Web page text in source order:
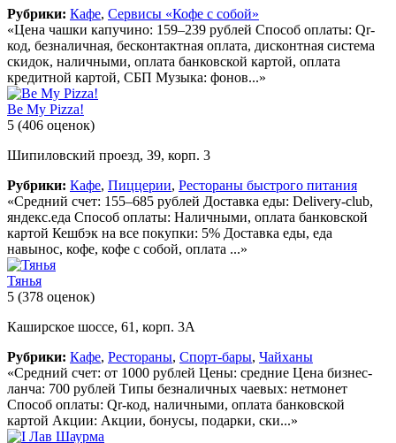
Рубрики: Кафе, Сервисы «Кофе с собой»
«Цена чашки капучино: 159–239 рублей Способ оплаты: Qr-
код, безналичная, бесконтактная оплата, дисконтная система
скидок, наличными, оплата банковской картой, оплата
кредитной картой, СБП Музыка: фонов...»
Be My Pizza!
5 (406 оценок)
Шипиловский проезд, 39, корп. 3
Рубрики: Кафе, Пиццерии, Рестораны быстрого питания
«Средний счет: 155–685 рублей Доставка еды: Delivery-club,
яндекс.еда Способ оплаты: Наличными, оплата банковской
картой Кешбэк на все покупки: 5% Доставка еды, еда
навынос, кофе, кофе с собой, оплата ...»
Тянья
5 (378 оценок)
Каширское шоссе, 61, корп. 3А
Рубрики: Кафе, Рестораны, Спорт-бары, Чайханы
«Средний счет: от 1000 рублей Цены: средние Цена бизнес-
ланча: 700 рублей Типы безналичных чаевых: нетмонет
Способ оплаты: Qr-код, наличными, оплата банковской
картой Акции: Акции, бонусы, подарки, ски...»